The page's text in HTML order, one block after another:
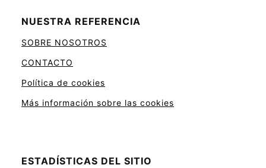
NUESTRA REFERENCIA
SOBRE NOSOTROS
CONTACTO
Política de cookies
Más información sobre las cookies
ESTADÍSTICAS DEL SITIO